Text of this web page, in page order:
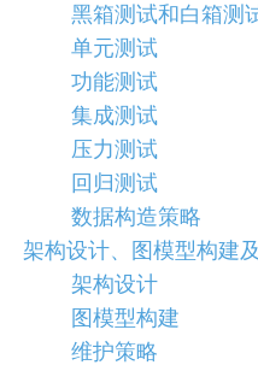
黑箱测试和白箱测
单元测试
功能测试
集成测试
压力测试
回归测试
数据构造策略
架构设计、图模型构建
架构设计
图模型构建
维护策略